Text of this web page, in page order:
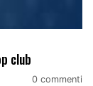
club
0 commenti